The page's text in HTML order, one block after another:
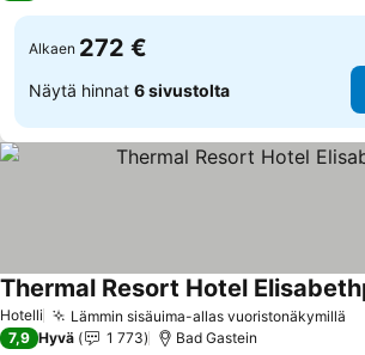
Alkaen 272 €
Näytä hinnat 6 sivustolta
Hotelli Lämmin sisäuima-allas vuoristonäkymillä
Thermal Resort Hotel
7,9 Hyvä 1 773 Bad Gastein